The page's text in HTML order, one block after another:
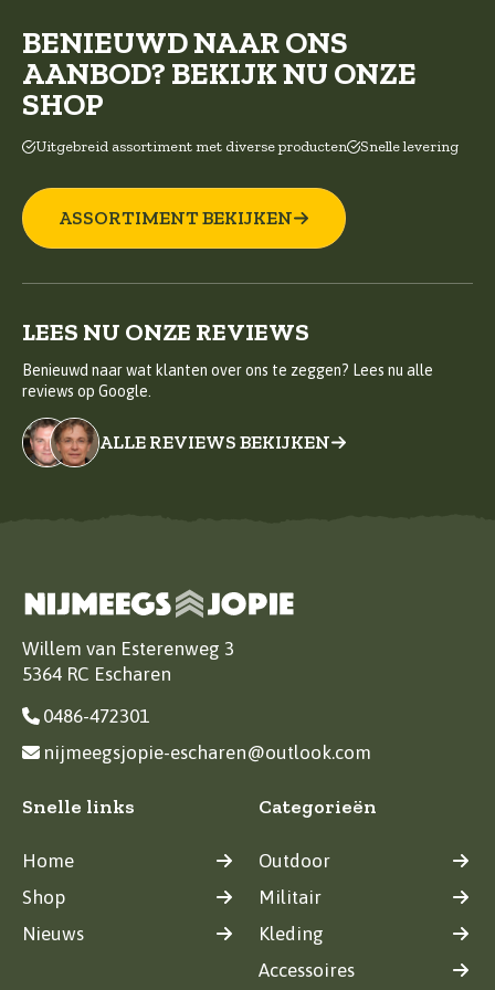
BENIEUWD NAAR ONS
AANBOD? BEKIJK NU ONZE
SHOP
Uitgebreid assortiment met diverse producten Snelle levering
ASSORTIMENT BEKIJKEN
LEES NU ONZE REVIEWS
Benieuwd naar wat klanten over ons te zeggen? Lees nu alle
reviews op Google.
ALLE REVIEWS BEKIJKEN
Willem van Esterenweg 3
5364 RC Escharen
0486-472301
nijmeegsjopie-escharen@outlook.com
Snelle links
Home
Shop
Nieuws
Categorieën
Outdoor
Militair
Kleding
Accessoires